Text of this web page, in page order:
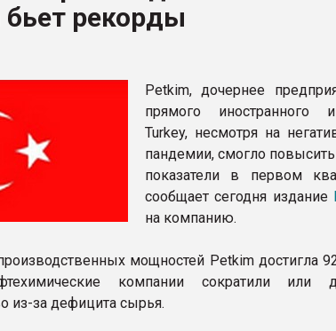
ПЭТ
бьет рекорды
Petkim, дочернее
прямого иностранного
Turkey, несмотря на
пандемии, смогло
показатели в первом
сообщает сегодня издание
на компанию.
мощностей Petkim достигла
компании сократили или
из-за дефицита сырья.